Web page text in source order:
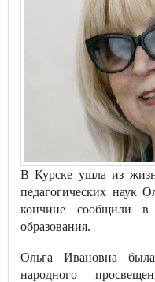
В Курске ушла из
педагогических наук
кончине сообщили в
образования.
Ольга Ивановна
народного